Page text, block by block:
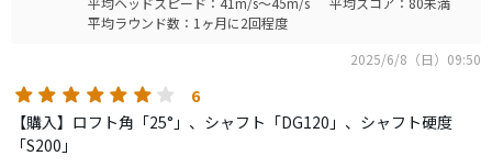
平均ラウンド数：1ヶ月に2回程度
2025/6/8（日）09:50
6
【購入】ロフト角「25°」、シャフト「DG120」、シャフト硬度
「S200」